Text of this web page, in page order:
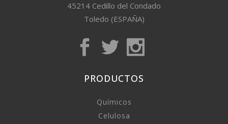
45214 Cedillo del Condado
Toledo (ESPAÑA)
PRODUCTOS
Químicos
Celulosa